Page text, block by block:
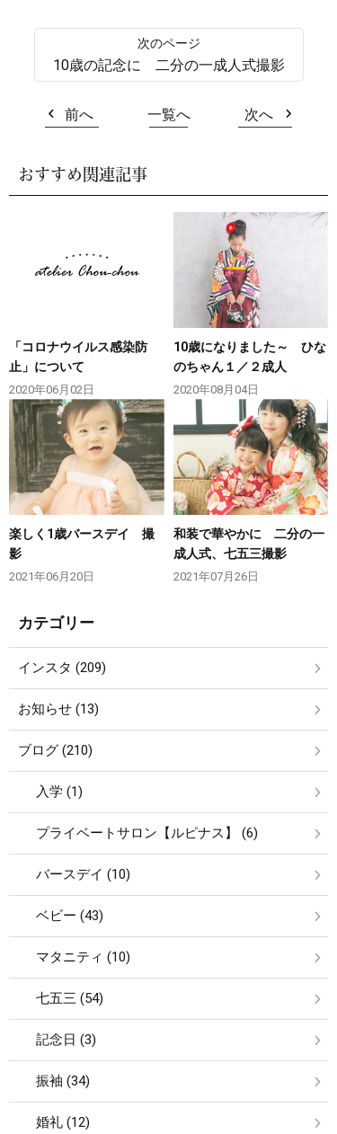
10歳の記念に 二分の一成人式撮影
前へ 一覧へ 次へ
おすすめ関連記事
「コロナウイルス感染防
止」について
2020年06月02日
10歳になりました～ ひな
のちゃん１／２成人
2020年08月04日
楽しく1歳バースデイ 撮
影
2021年06月20日
和装で華やかに 二分の一
成人式、七五三撮影
2021年07月26日
カテゴリー
インスタ (209)
お知らせ (13)
ブログ (210)
入学 (1)
プライベートサロン【ルピナス】 (6)
バースデイ (10)
ベビー (43)
マタニティ (10)
七五三 (54)
記念日 (3)
振袖 (34)
婚礼 (12)